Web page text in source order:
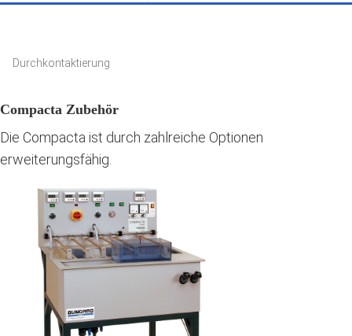
Compacta Zubehör
Durchkontaktierung
Die Compacta ist durch zahlreiche Optionen
erweiterungsfähig.